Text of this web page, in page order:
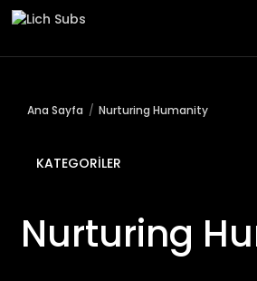
Ana Sayfa Nurturing Humanity
KATEGORILER
Nurturing